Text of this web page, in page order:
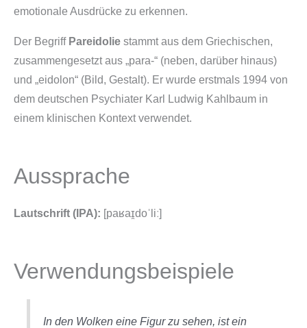
emotionale Ausdrücke zu erkennen.
Der Begriff Pareidolie stammt aus dem Griechischen,
zusammengesetzt aus „para-“ (neben, darüber hinaus)
und „eidolon“ (Bild, Gestalt). Er wurde erstmals 1994 von
dem deutschen Psychiater Karl Ludwig Kahlbaum in
einem klinischen Kontext verwendet.
Aussprache
Lautschrift (IPA): [paʁaɪ̯doˈliː]
Verwendungsbeispiele
In den Wolken eine Figur zu sehen, ist ein